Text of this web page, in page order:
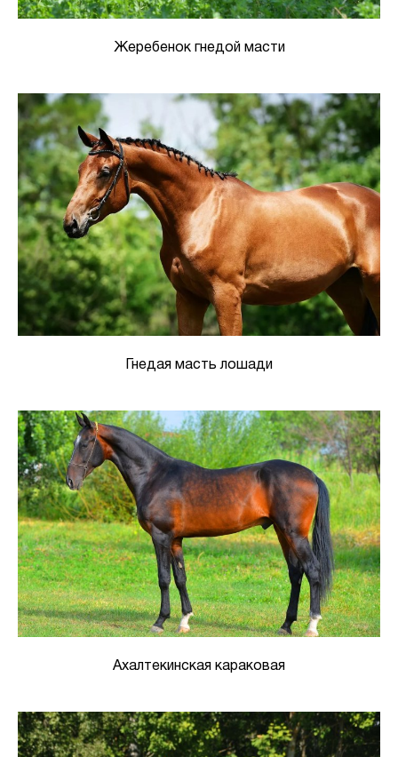
Жеребенок гнедой масти
Гнедая масть лошади
Ахалтекинская караковая